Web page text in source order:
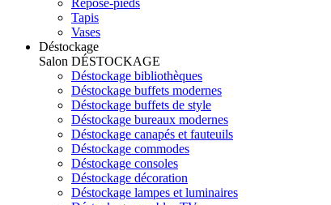
Repose-pieds
Tapis
Vases
Déstockage
Salon DÉSTOCKAGE
Déstockage bibliothèques
Déstockage buffets modernes
Déstockage buffets de style
Déstockage bureaux modernes
Déstockage canapés et fauteuils
Déstockage commodes
Déstockage consoles
Déstockage décoration
Déstockage lampes et luminaires